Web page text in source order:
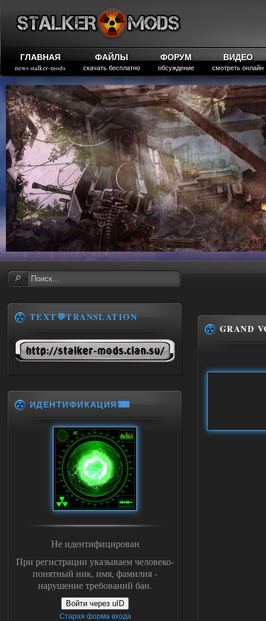
ГЛАВНАЯ
news stalker-mods
ФАЙЛЫ
скачать бесплатно
ФОРУМ
обсуждение
ВИДЕО
смотреть онлайн
GRAND
TEXT💬TRANSLATION
ИДЕНТИФИКАЦИЯ⌨
Не идентифицирован
При регистрации указываем человеко-
понятный ник, имя, фамилия -
нарушение требований бан.
Войти через uID
Старая форма входа